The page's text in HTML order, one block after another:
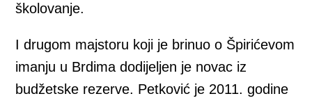
školovanje.
I drugom majstoru koji je brinuo o Špirićevom
imanju u Brdima dodijeljen je novac iz
budžetske rezerve. Petković je 2011. godine